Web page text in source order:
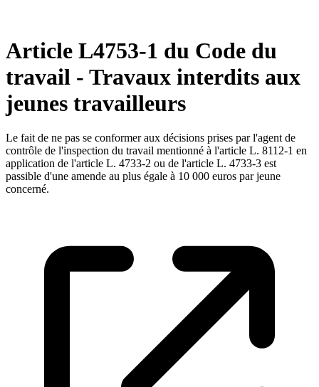
Article L4753-1 du Code du
travail - Travaux interdits aux
jeunes travailleurs
Le fait de ne pas se conformer aux décisions prises par l'agent de
contrôle de l'inspection du travail mentionné à l'article L. 8112-1 en
application de l'article L. 4733-2 ou de l'article L. 4733-3 est
passible d'une amende au plus égale à 10 000 euros par jeune
concerné.